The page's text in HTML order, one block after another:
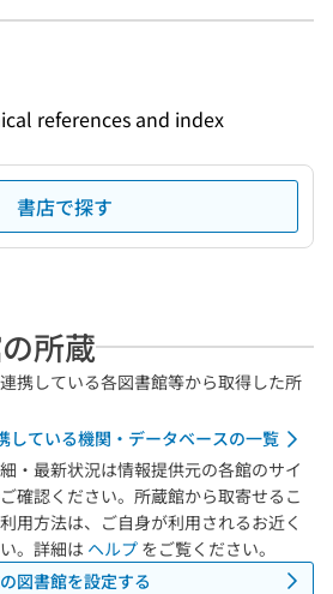
references and index
書店で探す
所蔵
携している各図書館等から取得した所
している機関・データベースの一覧
・最新状況は情報提供元の各館のサイ
確認ください。所蔵館から取寄せるこ
用方法は、ご自身が利用されるお近く
。詳細は ヘルプ をご覧ください。
図書館を設定する